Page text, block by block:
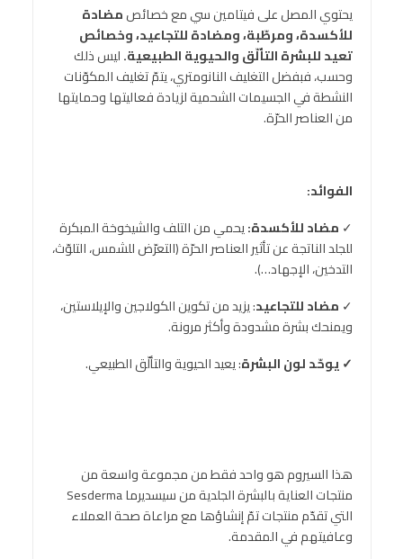
يحتوي المصل على فيتامين سي مع خصائصمضادة
للأكسدة، ومرطّبة، ومضادة للتجاعيد، وخصائص
تعيد للبشرة التألّق والحيوية الطبيعية.ليس ذلك
وحسب، فبفضل التغليف النانومتري، يتمّ تغليف المكوّنات
النشطة في الجسيمات الشحمية لزيادة فعاليتها وحمايتها
من العناصر الحرّة.
الفوائد:
✓ مضاد للأكسدة:يحمي من التلف والشيخوخة المبكرة
للجلد الناتجة عن تأثير العناصر الحرّة (التعرّض للشمس، التلوّث،
التدخين، الإجهاد…).
✓ مضاد للتجاعيد: يزيد من تكوين الكولاجين والإيلاستين،
ويمنحك بشرة مشدودة وأكثر مرونة.
✓ يوحّد لون البشرة: يعيد الحيوية والتألّق الطبيعي.
هذا السيروم هو واحد فقط من مجموعة واسعة من
منتجات العناية بالبشرة الجلدية من سيسديرما Sesderma
التي تقدّم منتجات تمّ إنشاؤها مع مراعاة صحة العملاء
وعافيتهم في المقدمة.